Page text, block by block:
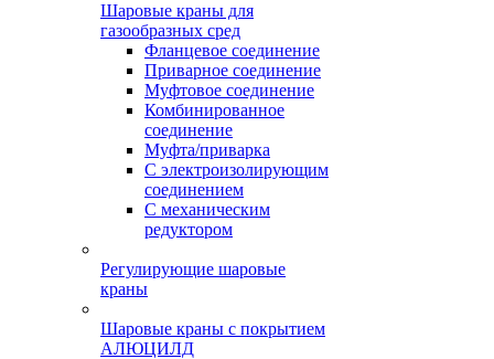
Шаровые краны для
газообразных сред
Фланцевое соединение
Приварное соединение
Муфтовое соединение
Комбинированное
соединение
Муфта/приварка
С электроизолирующим
соединением
С механическим
редуктором
Регулирующие шаровые
краны
Шаровые краны с покрытием
АЛЮЦИЛД